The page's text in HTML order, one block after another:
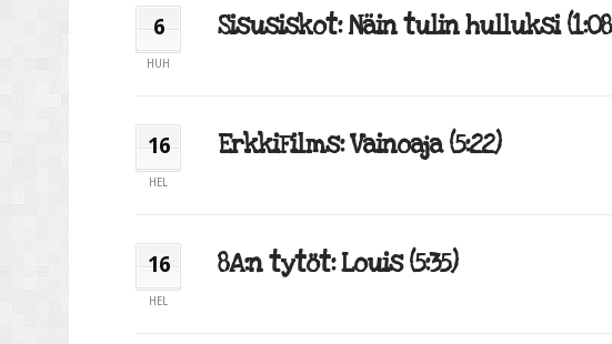
6
HUH
Sisusiskot: Näin tulin hulluksi
16
HEL
ErkkiFilms: Vainoaja (5:22)
16
HEL
8A:n tytöt: Louis (5:35)